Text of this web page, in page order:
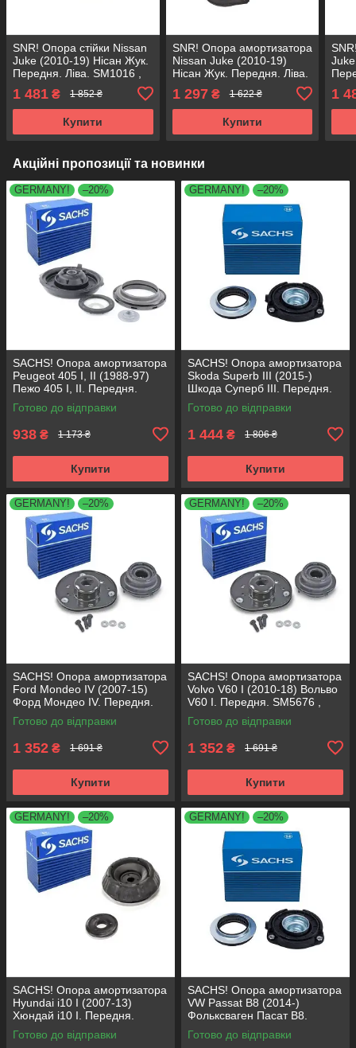
SNR! Опора стійки Nissan
Juke (2010-19) Нісан Жук.
Передня. Ліва. SM1016 ,
1 481 ₴ 1 852 ₴
Купити
SNR! Опора амортизатора
Nissan Juke (2010-19)
Нісан Жук. Передня. Ліва.
KB655.26 , VKDA35631
1 297₴ 1 622 ₴
Купити
1
Акційні пропозиції та новинки
GERMANY! –20%
SACHS! Опора амортизатора
Peugeot 405 I, II (1988-97)
Пежо 405 I, II. Передня.
SM1553 , 803023 , KB659.36 ,
VKDA35336
Готово до відправки
938 ₴ 1 173 ₴
Купити
GERMANY! –20%
SACHS! Опора амортизатора
Skoda Superb III (2015-)
Шкода Суперб III. Передня.
803024 , KB657.27 ,
VKDA35167
Готово до відправки
1 444 ₴ 1 806 ₴
Купити
GERMANY! –20%
SACHS! Опора амортизатора
Ford Mondeo IV (2007-15)
Форд Мондео IV. Передня.
SM5676 , 803053 , KB652.30
Готово до відправки
1 352 ₴ 1 691 ₴
Купити
GERMANY! –20%
SACHS! Опора амортизатора
Volvo V60 I (2010-18) Вольво
V60 I. Передня. SM5676 ,
803053 , KB652.30
Готово до відправки
1 352 ₴ 1 691 ₴
Купити
GERMANY! –20%
SACHS! Опора амортизатора
Hyundai i10 I (2007-13)
Хюндай i10 I. Передня.
SM5818 , 801063 , KB689.27 ,
VKDA88511
Готово до відправки
GERMANY! –20%
SACHS! Опора амортизатора
VW Passat B8 (2014-)
Фольксваген Пасат B8.
Передня. 803024 , KB657.27 ,
VKDA35167
Готово до відправки